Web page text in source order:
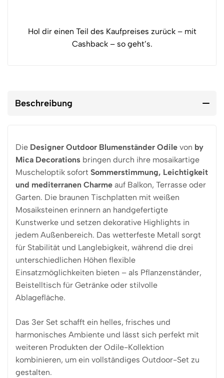
Hol dir einen Teil des Kaufpreises zurück – mit
Cashback – so geht’s.
Beschreibung
Die Designer Outdoor Blumenständer Odile von by
Mica Decorations bringen durch ihre mosaikartige
Muscheloptik sofort Sommerstimmung, Leichtigkeit
und mediterranen Charme auf Balkon, Terrasse oder
Garten. Die braunen Tischplatten mit weißen
Mosaiksteinen erinnern an handgefertigte
Kunstwerke und setzen dekorative Highlights in
jedem Außenbereich. Das wetterfeste Metall sorgt
für Stabilität und Langlebigkeit, während die drei
unterschiedlichen Höhen flexible
Einsatzmöglichkeiten bieten – als Pflanzenständer,
Beistelltisch für Getränke oder stilvolle
Ablagefläche.
Das 3er Set schafft ein helles, frisches und
harmonisches Ambiente und lässt sich perfekt mit
weiteren Produkten der Odile-Kollektion
kombinieren, um ein vollständiges Outdoor-Set zu
gestalten.